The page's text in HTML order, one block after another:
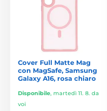
Cover Full Matte Mag
con MagSafe, Samsung
Galaxy A16, rosa chiaro
Disponibile, martedì 11. 8. da
voi